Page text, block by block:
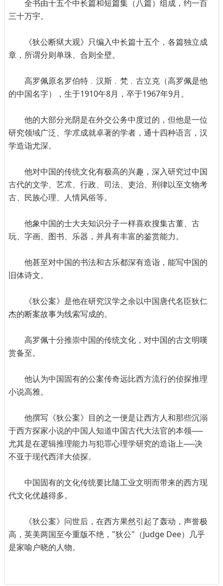
全书由十五个中长篇和短篇集（八篇）组成，约一百
三十万宇。
《狄公断狱大观》只编入中长篇十五个，各篇独立成
章，所谓分则单珠、合则全壁。
高罗佩原名罗伯特﹒汉斯﹒梵﹒古立克（高罗佩是他
的中国名字），生于1910午8月，卒于1967年9月。
他的大部分光阴是在外交公务中度过的，但他是一位
研究领域广泛、学朮成就卓著的学者，通十四种语言，汉
学造诣尤深。
他对中国的传统文化有极高的兴趣，深入研究过中国
古代的文学、艺朮、行政、司法、吏治、刑律以至文物考
古、民族心理、人情风俗等。
他象中国的士大夫知识分子一样喜欢搜集古董、古
玩、字画、图书、乐器，并具有丰富的鉴赏能力。
他甚至对中国的书法和古乐都深有造诣，能写中国的
旧体诗文。
《狄公案》是他在研究汉学之余以中国唐代名臣狄仁
杰的断案故事为线索写成的。
高罗佩十分推崇中国的传统文化，对中国的古文明嘆
赏备至。
他认为中国固有的公案传奇远比西方流行的侦探推理
小说高雅。
他撰写《狄公案》目的之一便是让西方人和那些沉溺
于西方探家小说的中国人知道中国古代大法官的本领──
尤其是在逻辑推理能力与犯罪心理学研究的造诣上──决
不亚于现代西洋大侦探。
中国固有的文化传统要比隨工业文明而带来的西方现
代文化优越得多。
《狄公案》问世后，在西方果然引起了轰动，声誉极
高，英美两国至今重版不绝，"狄公"（Judge Dee）几乎
是家喻户晓的人物。